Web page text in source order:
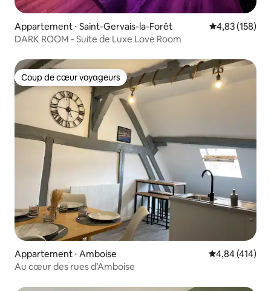
Appartement ⋅ Saint-Gervais-la-Forêt Évaluation
4,83 (158)
DARK ROOM - Suite de Luxe Love Room
Coup de cœur voyageurs
Coup de cœur voyageurs
Appartement ⋅ Amboise Évaluation
4,84 (414)
Au cœur des rues d’Amboise